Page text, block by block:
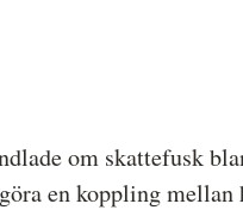
om skattefusk
en koppling